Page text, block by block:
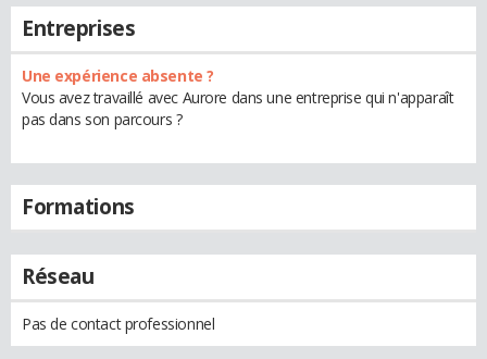
Entreprises
Une expérience absente ?
Vous avez travaillé avec Aurore dans une entreprise qui n'apparaît
pas dans son parcours ?
Formations
Réseau
Pas de contact professionnel